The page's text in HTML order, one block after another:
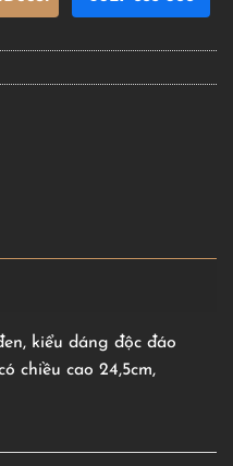
kiểu dáng độc đáo
chiều cao 24,5cm,